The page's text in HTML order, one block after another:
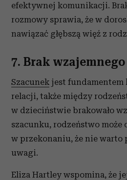
efektywnej komunikacji.
rozmowy sprawia, że w
nawiązać głębszą więź z
7. Brak
Szacunek jest fundamentem
relacji, także między
w dzieciństwie brakowało
szacunku, rodzeństwo może
w przekonaniu, że nie warto
uwagi.
Eliza Hartley wspomina, że